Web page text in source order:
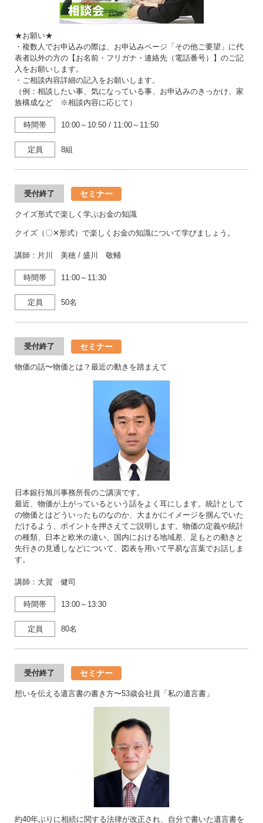
★お願い★
・複数人でお申込みの際は、お申込みページ「その他ご要望」に代
表者以外の方の【お名前・フリガナ・連絡先（電話番号）】のご記
入をお願いします。
・ご相談内容詳細の記入をお願いします。
（例：相談したい事、気になっている事、お申込みのきっかけ、家
族構成など ※相談内容に応じて）
時間帯 10:00～10:50 / 11:00～11:50
定員 8組
受付終了 セミナー
クイズ形式で楽しく学ぶお金の知識
クイズ（〇✕形式）で楽しくお金の知識について学びましょう。
講師：片川 美穂 / 盛川 敬輔
時間帯 11:00～11:30
定員 50名
受付終了 セミナー
物価の話〜物価とは？最近の動きを踏まえて
日本銀行旭川事務所長のご講演です。
最近、物価が上がっているという話をよく耳にします。統計として
の物価とはどういったものなのか、大まかにイメージを掴んでいた
だけるよう、ポイントを押さえてご説明します。物価の定義や統計
の種類、日本と欧米の違い、国内における地域差、足もとの動きと
先行きの見通しなどについて、図表を用いて平易な言葉でお話しま
す。
講師：大賀 健司
時間帯 13:00～13:30
定員 80名
受付終了 セミナー
想いを伝える遺言書の書き方〜53歳会社員「私の遺言書」
約40年ぶりに相続に関する法律が改正され、自分で書いた遺言書を